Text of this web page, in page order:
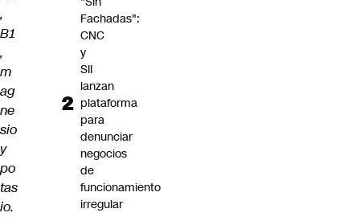
,
B1
,
m
ag
ne
sio
y
po
tas
io.
Fachadas":
CNC
y
SII
lanzan
plataforma
para
denunciar
negocios
de
funcionamiento
irregular